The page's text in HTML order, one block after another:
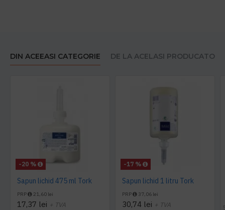
DIN ACEEASI CATEGORIE DE LA ACELASI PRODUCATOR
-20 %
Sapun lichid 475 ml Tork
PRP 21,60 lei
17,37 lei + TVA
-17 %
Sapun lichid 1 litru Tork
PRP 37,06 lei
30,74 lei + TVA